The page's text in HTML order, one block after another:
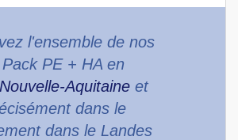
l'ensemble de nos
PE + HA en
Aquitaine et
dans le
dans le Landes